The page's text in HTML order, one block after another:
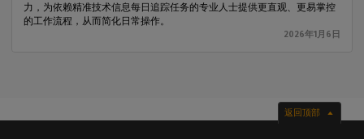
力，为依赖精准技术信息每日追踪任务的专业人士提供更直观、更易掌控
的工作流程，从而简化日常操作。
2026年1月6日
返回顶部